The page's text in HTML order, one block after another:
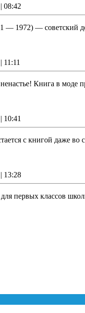
| 08:42
— 1972) — советский
| 11:11
Книга в моде
| 10:41
с книгой даже во
| 13:28
первых классов